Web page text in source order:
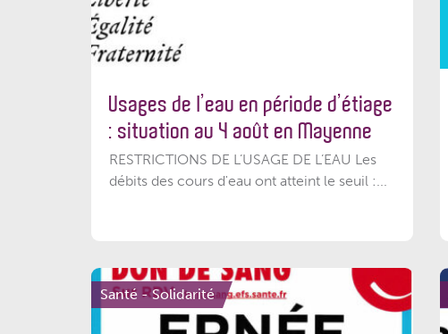
Usages de l’eau en période d’étiage
: situation au 4 août en Mayenne
RESTRICTIONS DE L’USAGE DE L’EAU Les
débits des cours d'eau ont atteint le seuil :...
Santé - Solidarité